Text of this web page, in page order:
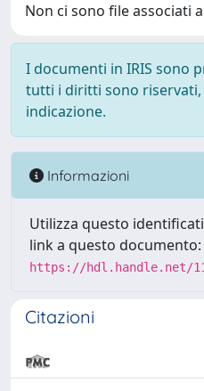
Non ci sono file associati
I documenti in IRIS sono
tutti i diritti sono riservati,
indicazione.
Informazioni
Utilizza questo
link a questo documento:
https://hdl.handle.net/
Citazioni